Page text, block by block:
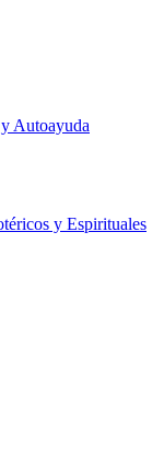
Autoayuda
y Espirituales